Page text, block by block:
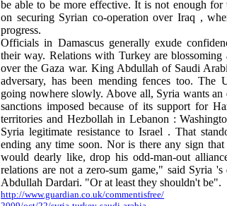
be able to be more effective. It is not enough
on securing Syrian co-operation overIraq ,
progress.
Officials in Damascus generally exude
their way. Relations with Turkeyare blossoming
over theGaza war. King Abdullah of Saudi
adversary, has been mending fences too. The
going nowhere slowly. Above all, Syria wants an
sanctions imposed because of its support for
territories and Hezbollah in Lebanon :
Syria legitimate resistance toIsrael . That
ending any time soon. Nor is there any sign
would dearly like, drop his odd-man-out
relations are not a zero-sum game," said Syria 's
Abdullah Dardari. "Or at least they shouldn't be."
http://www.guardian.co.uk/commentisfree/